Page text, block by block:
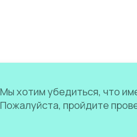
Мы хотим убедиться, что
Пожалуйста, пройдите